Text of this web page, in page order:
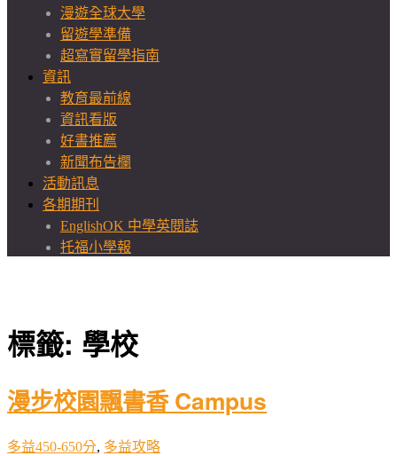
漫遊全球大學
留遊學準備
超寫實留學指南
資訊
教育最前線
資訊看版
好書推薦
新聞布告欄
活動訊息
各期期刊
EnglishOK 中學英閱誌
托福小學報
標籤: 學校
漫步校園飄書香 Campus
多益450-650分, 多益攻略